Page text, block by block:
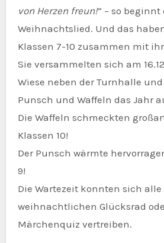
von Herzen freun!“ – so
Weihnachtslied. Und das
Klassen 7-10 zusammen mit
Sie versammelten sich am
Wiese neben der Turnhalle
Punsch und Waffeln das Jahr
Die Waffeln schmeckten
Klassen 10!
Der Punsch wärmte
9!
Die Wartezeit konnten sich alle
weihnachtlichen Glücksrad
Märchenquiz vertreiben.